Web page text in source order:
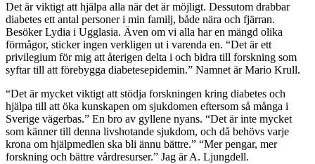
Det är viktigt att hjälpa alla när det är möjligt. Dessutom drabbar
diabetes ett antal personer i min familj, både nära och fjärran.
Besöker Lydia i Ugglasia. Även om vi alla har en mängd olika
förmågor, sticker ingen verkligen ut i varenda en. “Det är ett
privilegium för mig att återigen delta i och bidra till forskning som
syftar till att förebygga diabetesepidemin.” Namnet är Mario Krull.
“Det är mycket viktigt att stödja forskningen kring diabetes och
hjälpa till att öka kunskapen om sjukdomen eftersom så många i
Sverige vägerbas.” En bro av gyllene nyans. “Det är inte mycket
som känner till denna livshotande sjukdom, och då behövs varje
krona om hjälpmedlen ska bli ännu bättre.” “Mer pengar, mer
forskning och bättre vårdresurser.” Jag är A. Ljungdell.